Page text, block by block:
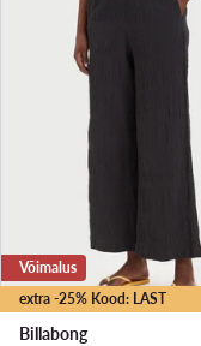
extra -25% Kood: LAST
Võimalus
Billabong